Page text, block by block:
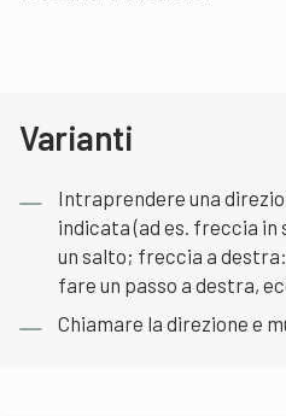
Varianti
Intraprendere una
indicata (ad es. freccia in
un salto; freccia a
fare un passo a destra,
Chiamare la direzione e